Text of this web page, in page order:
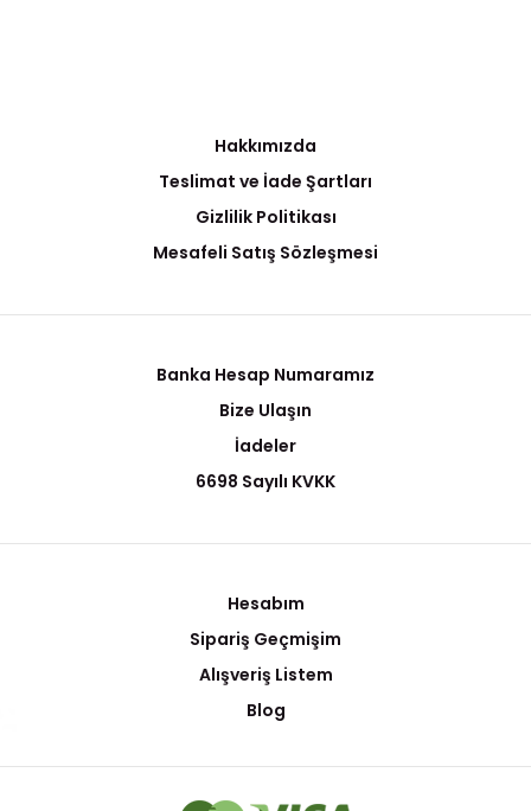
Hakkımızda
Teslimat ve İade Şartları
Gizlilik Politikası
Mesafeli Satış Sözleşmesi
Banka Hesap Numaramız
Bize Ulaşın
İadeler
6698 Sayılı KVKK
Hesabım
Sipariş Geçmişim
Alışveriş Listem
Blog